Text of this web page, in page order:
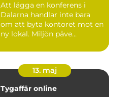
Att lägga en konferens i
Dalarna handlar inte bara
om att byta kontoret mot en
ny lokal. Miljön påve...
13. maj
Tygaffär online